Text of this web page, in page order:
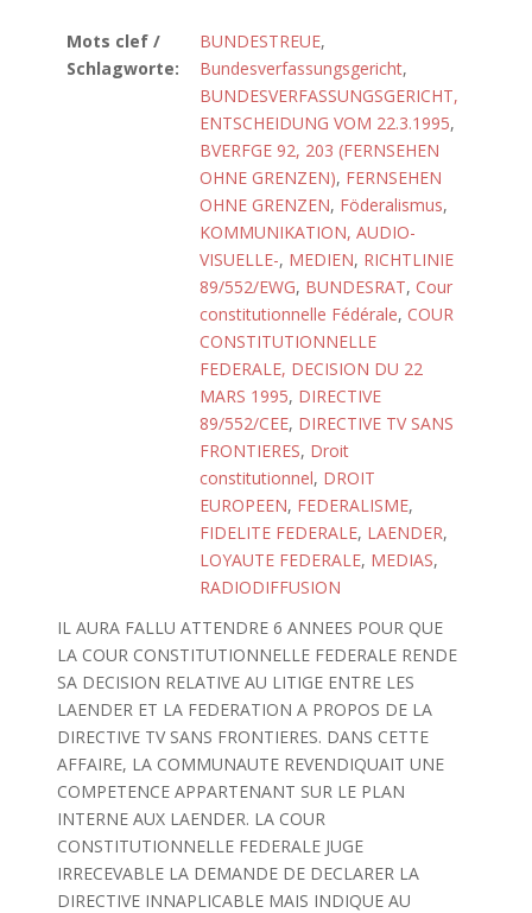
Mots clef /
Schlagworte:
BUNDESTREUE,
Bundesverfassungsgericht,
BUNDESVERFASSUNGSGERICHT,
ENTSCHEIDUNG VOM 22.3.1995,
BVERFGE 92, 203 (FERNSEHEN
OHNE GRENZEN), FERNSEHEN
OHNE GRENZEN, Föderalismus,
KOMMUNIKATION, AUDIO-
VISUELLE-, MEDIEN, RICHTLINIE
89/552/EWG, BUNDESRAT, Cour
constitutionnelle Fédérale, COUR
CONSTITUTIONNELLE
FEDERALE, DECISION DU 22
MARS 1995, DIRECTIVE
89/552/CEE, DIRECTIVE TV SANS
FRONTIERES, Droit
constitutionnel, DROIT
EUROPEEN, FEDERALISME,
FIDELITE FEDERALE, LAENDER,
LOYAUTE FEDERALE, MEDIAS,
RADIODIFFUSION
IL AURA FALLU ATTENDRE 6 ANNEES POUR QUE
LA COUR CONSTITUTIONNELLE FEDERALE RENDE
SA DECISION RELATIVE AU LITIGE ENTRE LES
LAENDER ET LA FEDERATION A PROPOS DE LA
DIRECTIVE TV SANS FRONTIERES. DANS CETTE
AFFAIRE, LA COMMUNAUTE REVENDIQUAIT UNE
COMPETENCE APPARTENANT SUR LE PLAN
INTERNE AUX LAENDER. LA COUR
CONSTITUTIONNELLE FEDERALE JUGE
IRRECEVABLE LA DEMANDE DE DECLARER LA
DIRECTIVE INNAPLICABLE MAIS INDIQUE AU